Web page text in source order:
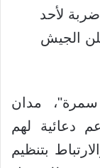
لأحد
الجيش
مدان
دعائية لهم
بتنظيم